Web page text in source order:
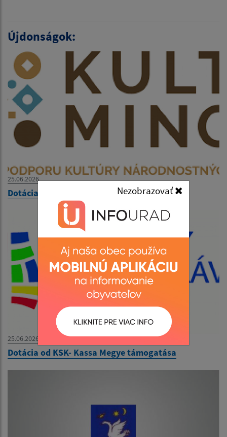
Nezobrazovať
Újdonságok:
25.06.2026
Dotácia od KULTMINOR- Dotáció
25.06.2026
Dotácia od KSK- Kassa Megye támogatása